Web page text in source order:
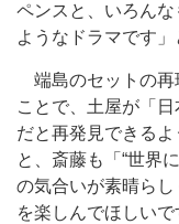
ペンスと、いろん
ようなドラマです」
端島のセットの再
ことで、土屋が「
だと再発見できる
と、斎藤も「“世界
の気合いが素晴ら
を楽しんでほしいで